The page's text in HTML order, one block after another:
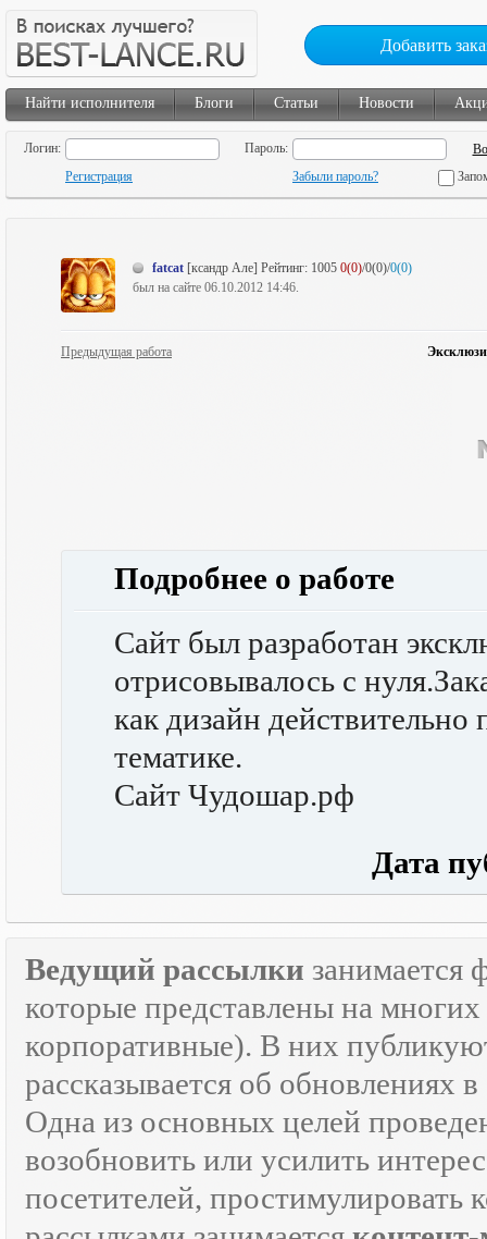
Добавить
Найти исполнителя Блоги Статьи Новости
Логин:
Пароль:
Регистрация
Забыли пароль?
fatcat [ксандр Але] Рейтинг: 1005 0(0)/0(0)/0(0)
был на сайте 06.10.2012 14:46.
Предыдущая работа
Подробнее о работе
Сайт был разработан
отрисовывалось с
как дизайн
тематике.
Сайт Чудошар.рф
Дата
Ведущий рассылки занимается
которые представлены на
корпоративные). В них
рассказывается об обновлениях
Одна из основных целей
возобновить или усилить
посетителей, простимулировать